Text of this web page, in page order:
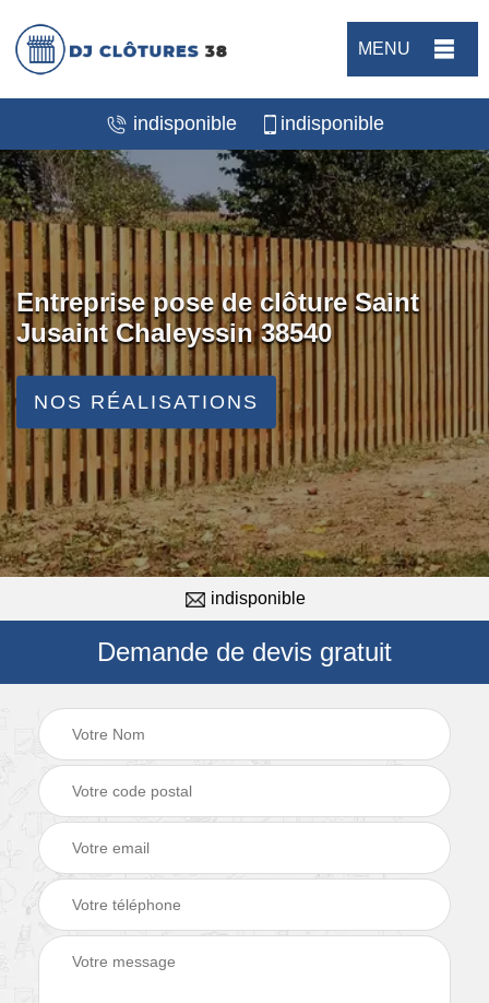
MENU
indisponible indisponible
Entreprise pose de clôture Saint
Jusaint Chaleyssin 38540
NOS RÉALISATIONS
indisponible
Demande de devis gratuit